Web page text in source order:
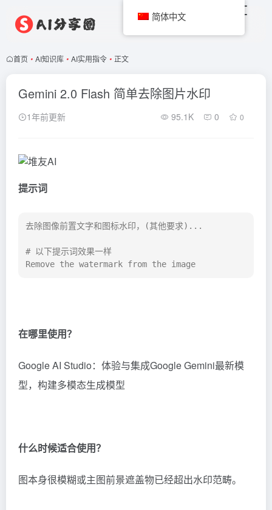
首页 • AI知识库 • AI实用指令 • 正文
Gemini 2.0 Flash 简单去除图片水印
1年前更新 95.1K 0 0
提示词
去除图像前置文字和图标水印，(其他要求)...
# 以下提示词效果一样
Remove the watermark from the image
在哪里使用？
Google AI Studio：体验与集成Google Gemini最新模
型，构建多模态生成模型
什么时候适合使用？
图本身很模糊或主图前景遮盖物已经超出水印范畴。
简体中文